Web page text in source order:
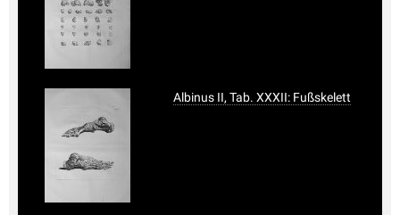
Albinus II, Tab. XXXII: Fußskelett